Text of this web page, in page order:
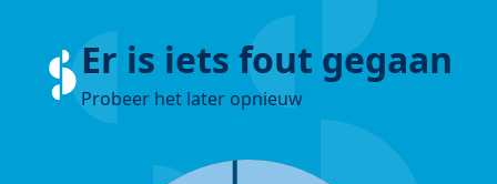
Er is iets fout gegaan
Probeer het later opnieuw